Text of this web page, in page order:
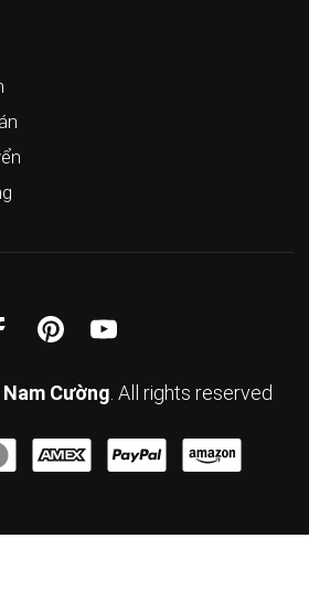
Cường . All rights reserved